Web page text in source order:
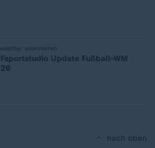
abonnieren
Update Fußball-WM
nach oben